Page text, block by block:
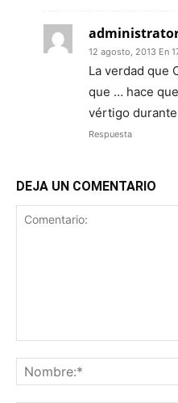
12 agosto, 2013 En
La verdad que
que … hace
vértigo
Respuesta
DEJA UN COMENTARIO